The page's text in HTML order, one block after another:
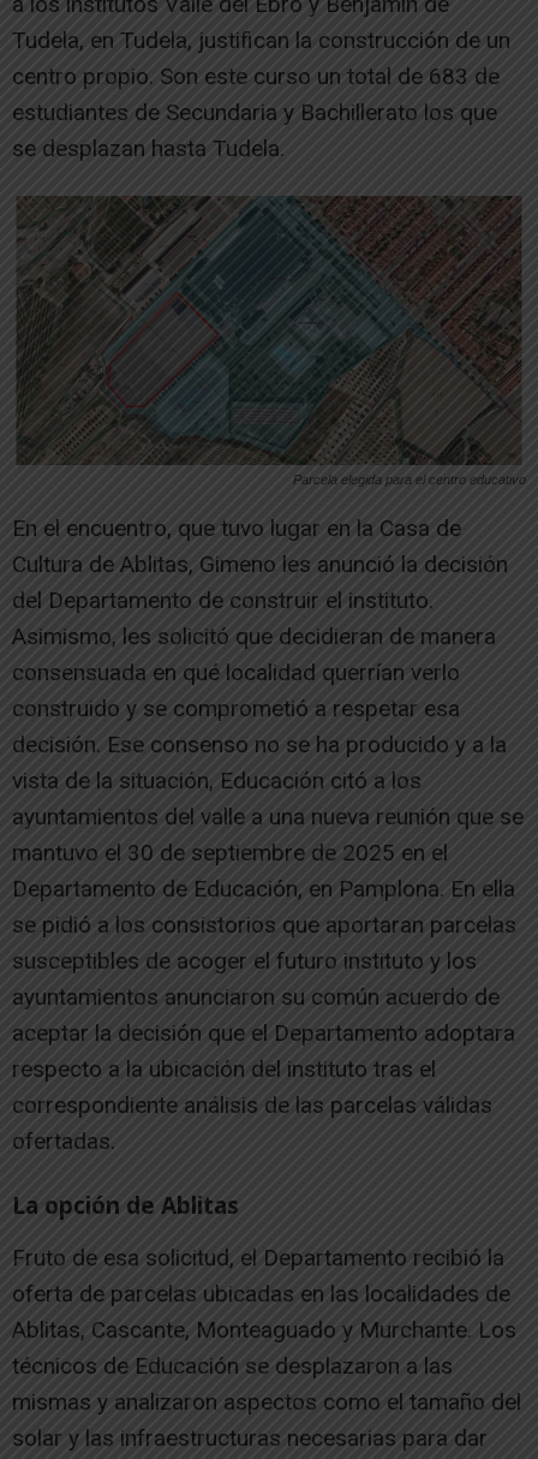
Tudela, en Tudela, justifican la construcción de un
centro propio. Son este curso un total de 683 de
estudiantes de Secundaria y Bachillerato los que
se desplazan hasta Tudela.
Parcela elegida para el centro educativo
En el encuentro, que tuvo lugar en la Casa de
Cultura de Ablitas, Gimeno les anunció la decisión
del Departamento de construir el instituto.
Asimismo, les solicitó que decidieran de manera
consensuada en qué localidad querrían verlo
construido y se comprometió a respetar esa
decisión. Ese consenso no se ha producido y a la
vista de la situación, Educación citó a los
ayuntamientos del valle a una nueva reunión que se
mantuvo el 30 de septiembre de 2025 en el
Departamento de Educación, en Pamplona. En ella
se pidió a los consistorios que aportaran parcelas
susceptibles de acoger el futuro instituto y los
ayuntamientos anunciaron su común acuerdo de
aceptar la decisión que el Departamento adoptara
respecto a la ubicación del instituto tras el
correspondiente análisis de las parcelas válidas
ofertadas.
La opción de Ablitas
Fruto de esa solicitud, el Departamento recibió la
oferta de parcelas ubicadas en las localidades de
Ablitas, Cascante, Monteaguado y Murchante. Los
técnicos de Educación se desplazaron a las
mismas y analizaron aspectos como el tamaño del
solar y las infraestructuras necesarias para dar